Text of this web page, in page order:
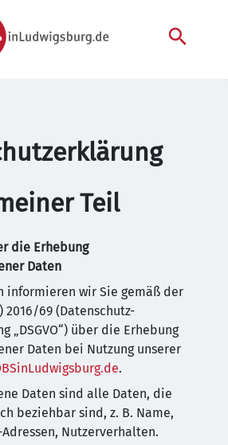
Teil
die Erhebung
Daten
informieren wir Sie gemäß der
2016/69 (Datenschutz-
„DSGVO“) über die Erhebung
Daten bei Nutzung unserer
.
Daten sind alle Daten, die
beziehbar sind, z. B. Name,
Nutzerverhalten.